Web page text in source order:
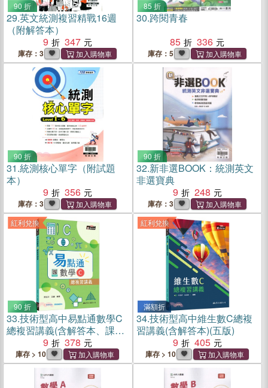
90 折
29.英文統測複習精戰16週
（附解答本）
9
347
庫存：3
85 折
30.跨閱青春
85
336
庫存：5
90 折
31.統測核心單字（附試題
本）
9
356
庫存：3
90 折
32.新非選BOOK：統測英文
非選寶典
9
248
庫存：3
紅利兌換
90 折
33.技術型高中易點通數學C
總複習講義(含解答本、課後
練習本)(五版)
9 378
庫存 > 10
紅利兌換
滿額折
34.技術型高中維生數C總複
習講義(含解答本)(五版)
9
405
庫存 > 10